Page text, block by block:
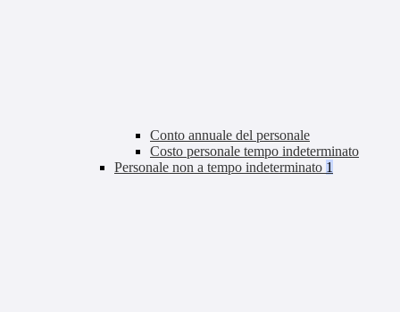
Conto annuale del personale
Costo personale tempo indeterminato
Personale non a tempo indeterminato 1